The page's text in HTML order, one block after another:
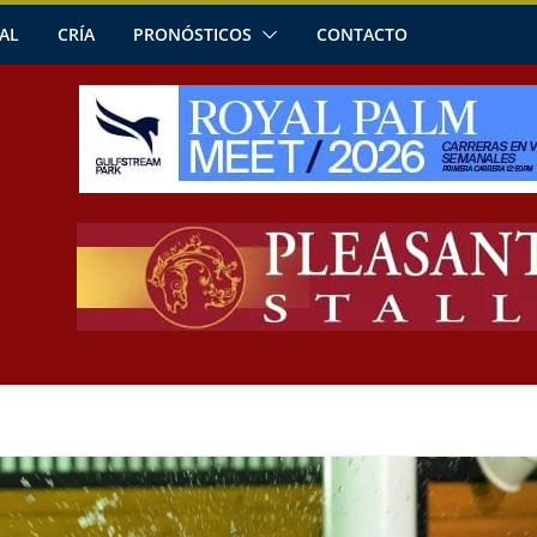
CRÍA PRONÓSTICOS CONTACTO